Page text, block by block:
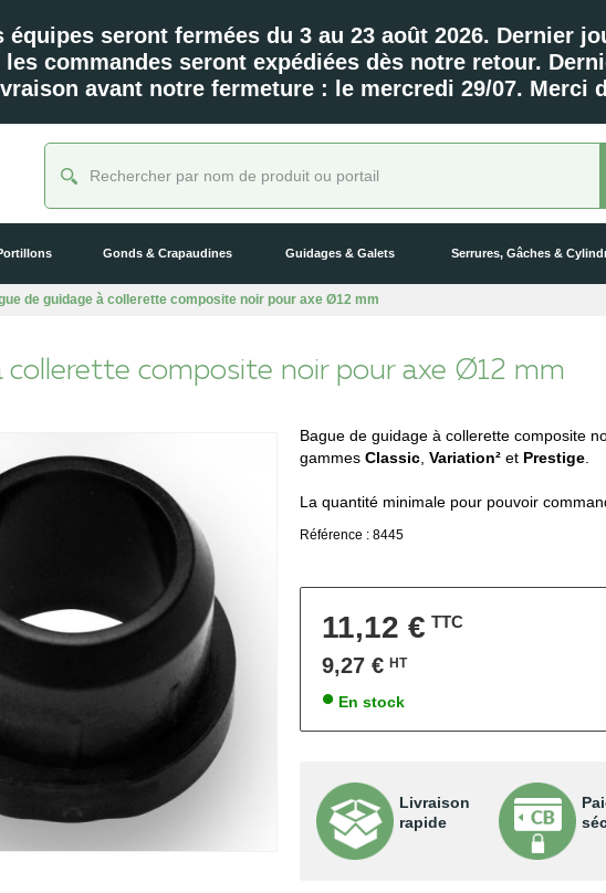
seront fermées du 3 au 23 août 2026. Dernier
les commandes seront expédiées dès notre retour.
avant notre fermeture : le mercredi 29/07. Merci
Gonds & Crapaudines Guidages & Galets Serrures, Gâches &
de guidage à collerette composite noir pour axe Ø12 mm
collerette composite noir pour axe Ø12 mm
Bague de guidage à collerette composite
gammes Classic, Variation²et Prestige.
La quantité minimale pour pouvoir
Référence : 8445
11,12 € TTC
9,27 € HT
• En stock
Livraison
rapide